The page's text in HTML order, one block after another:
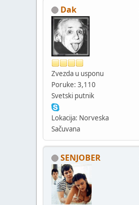
Dak
Zvezda u usponu
Poruke: 3,110
Svetski putnik
Lokacija: Norveska
Sačuvana
SENJOBER